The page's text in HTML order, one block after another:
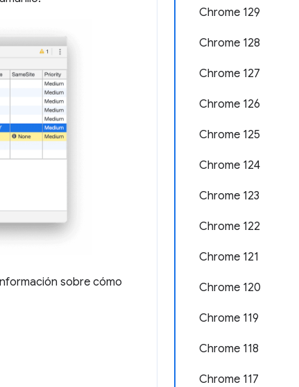
Chrome 129
Chrome 128
Chrome 127
Chrome 126
Chrome 125
Chrome 124
Chrome 123
Chrome 122
Chrome 121
Chrome 120
Chrome 119
Chrome 118
Chrome 117
sobre cómo